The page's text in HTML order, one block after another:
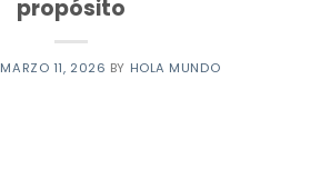
propósito
MARZO 11, 2026 BY HOLA MUNDO